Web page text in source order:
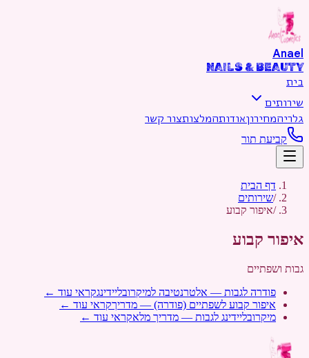
דילוג לתוכן הראשי
Anael
NAILS & BEAUTY
בית
שירותים
גלריהמחירוןאודותהמלצותצור קשר
קביעת תור
דף הבית
/שירותים
/איפור קבוע
איפור קבוע
גבות ושפתיים
פודרה לגבות — אלטרנטיבה למיקרובליידינגקראי עוד ←
איפור קבוע לשפתיים (פודרה) — מדריךקראי עוד ←
מיקרובליידינג לגבות — מדריך מלאקראי עוד ←